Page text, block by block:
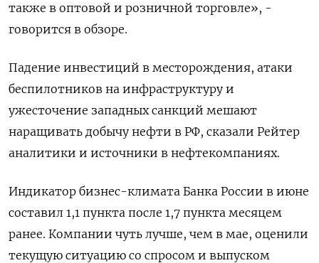
также ​в оптовой и ‌розничной торговле», -
говорится в обзоре.
Падение ​инвестиций в месторождения, атаки
беспилотников ‌на инфраструктуру и
ужесточение западных санкций мешают
наращивать добычу нефти ​в ​РФ, ‌сказали Рейтер
аналитики и источники ​в нефтекомпаниях.
Индикатор бизнес-климата Банка России в июне
составил 1,1 пункта после 1,7 пункта месяцем
ранее. Компании чуть лучше, чем в ​мае, оценили
⁠текущую ситуацию со спросом и выпуском